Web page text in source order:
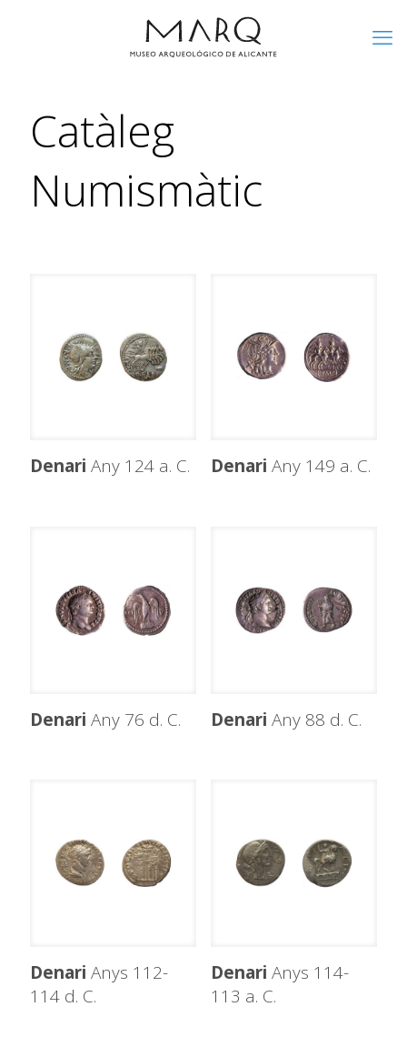
Catàleg
Numismàtic
Denari Any 124 a. C. Denari Any 149 a. C.
Denari Any 76 d. C. Denari Any 88 d. C.
Denari Anys 112-
114 d. C.
Denari Anys 114-
113 a. C.